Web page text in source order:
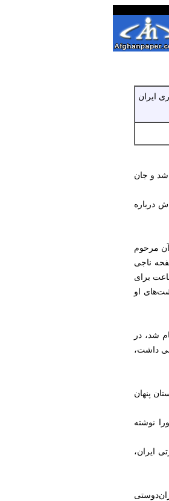
ایران
شد و جان
درباره
مرحوم
ناجی
برای
او
شد، در
داشت،
پنهان
نوشته
ایران،